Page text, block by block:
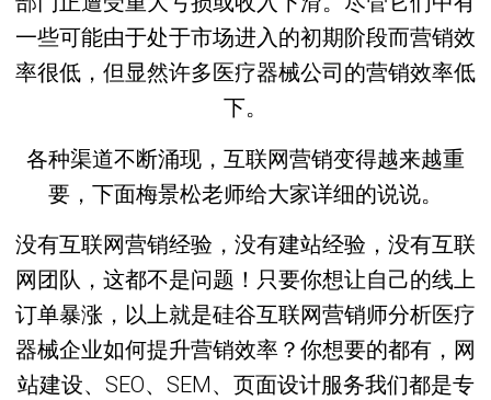
一些可能由于处于市场进入的初期阶段而营销效
率很低，但显然许多医疗器械公司的营销效率低
下。
各种渠道不断涌现，互联网营销变得越来越重
要，下面梅景松老师给大家详细的说说。
没有互联网营销经验，没有建站经验，没有互联
网团队，这都不是问题！只要你想让自己的线上
订单暴涨，以上就是硅谷互联网营销师分析医疗
器械企业如何提升营销效率？你想要的都有，网
站建设、SEO、SEM、页面设计服务我们都是专